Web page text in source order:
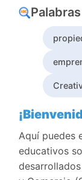
Contenido
Aquí puedes
educativos